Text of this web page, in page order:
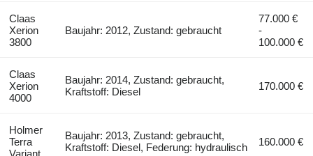
Claas
Xerion
3800
Baujahr: 2012, Zustand: gebraucht
77.000 €
-
100.000 €
Claas
Xerion
4000
Baujahr: 2014, Zustand: gebraucht,
Kraftstoff: Diesel
170.000 €
Holmer
Terra
Variant
Baujahr: 2013, Zustand: gebraucht,
Kraftstoff: Diesel, Federung: hydraulisch
160.000 €